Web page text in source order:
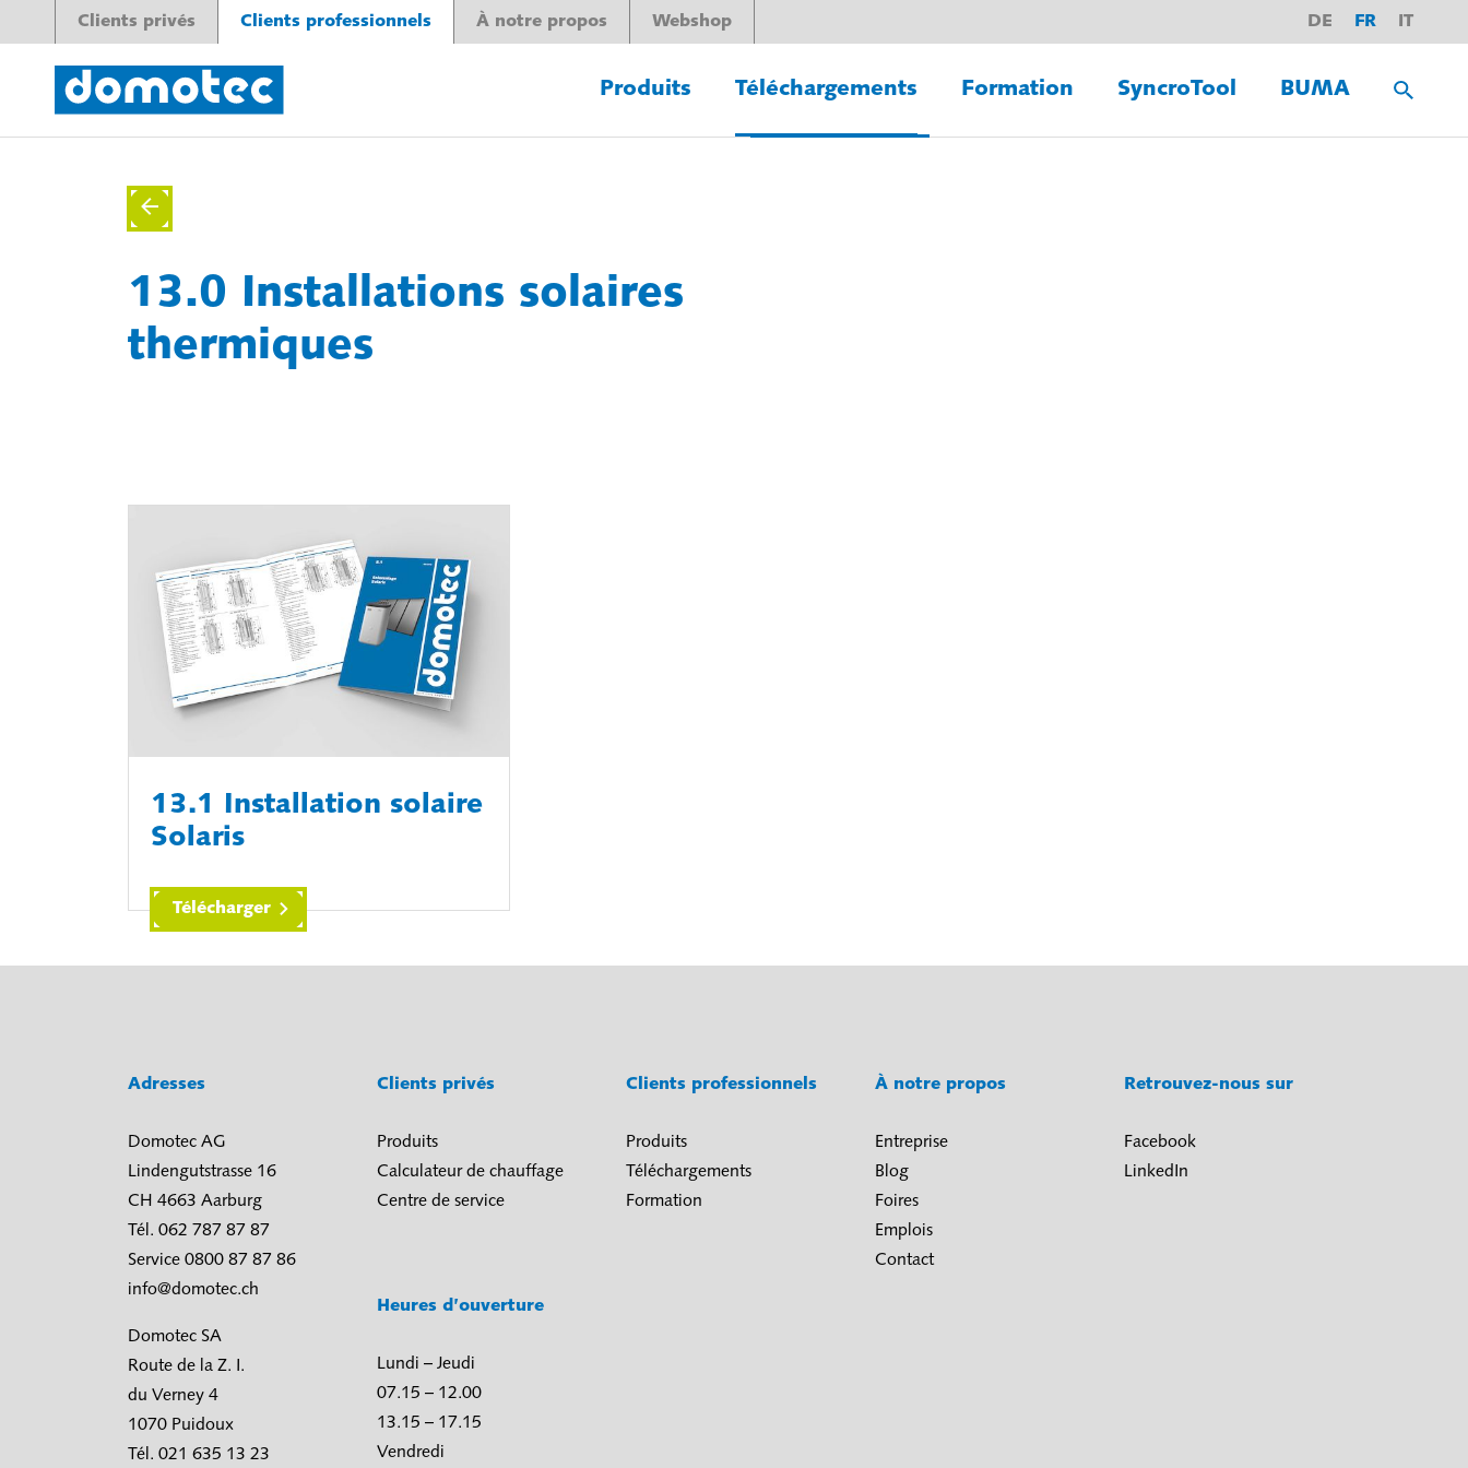
Clients privés Clients professionnels À notre propos Webshop DE FR IT
Produits Téléchargements Formation SyncroTool BUMA
13.0 Installations solaires
thermiques
13.1 Installation solaire
Solaris
Télécharger
Adresses
Domotec AG
Lindengutstrasse 16
CH 4663 Aarburg
Tél. 062 787 87 87
Service 0800 87 87 86
info@domotec.ch
Domotec SA
Route de la Z. I.
du Verney 4
1070 Puidoux
Tél. 021 635 13 23
Clients privés
Produits
Calculateur de chauffage
Centre de service
Heures d’ouverture
Lundi – Jeudi
07.15 – 12.00
13.15 – 17.15
Vendredi
Clients professionnels
Produits
Téléchargements
Formation
À notre propos
Entreprise
Blog
Foires
Emplois
Contact
Retrouvez-nous sur
Facebook
LinkedIn